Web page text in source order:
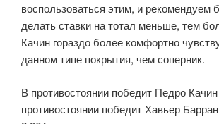
воспользоваться этим, и рекомендуем
делать ставки на тотал меньше, тем
Качин гораздо более комфортно
данном типе покрытия, чем соперник.
В противостоянии победит Педро
противостоянии победит Хавьер